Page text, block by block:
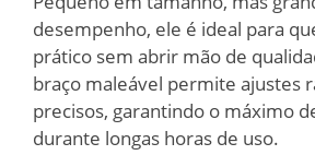
desempenho, ele é ideal para
prático sem abrir mão de
braço maleável permite ajustes
precisos, garantindo o máximo
durante longas horas de uso.